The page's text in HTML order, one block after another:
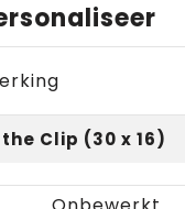
Clip (30 x 16)